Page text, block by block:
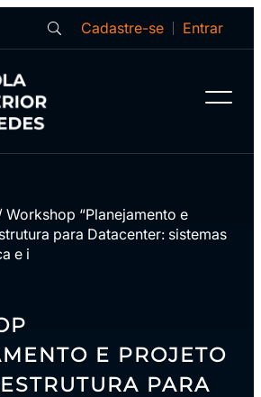
Cadastre-se Entrar
Workshop “Planejamento e
para Datacenter: sistemas
e i
E PROJETO
PARA